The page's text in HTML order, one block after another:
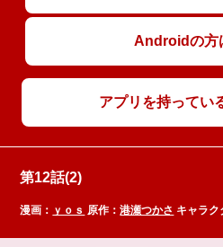
Androidの方
アプリを持ってい
第12話(2)
漫画： ｙｏｓ 原作：港瀬つかさ キャラク